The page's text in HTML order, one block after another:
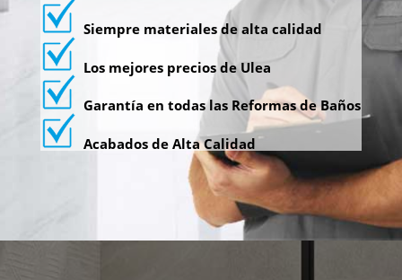
Siempre materiales de alta calidad
Los mejores precios de Ulea
Garantía en todas las Reformas de Baños
Acabados de Alta Calidad